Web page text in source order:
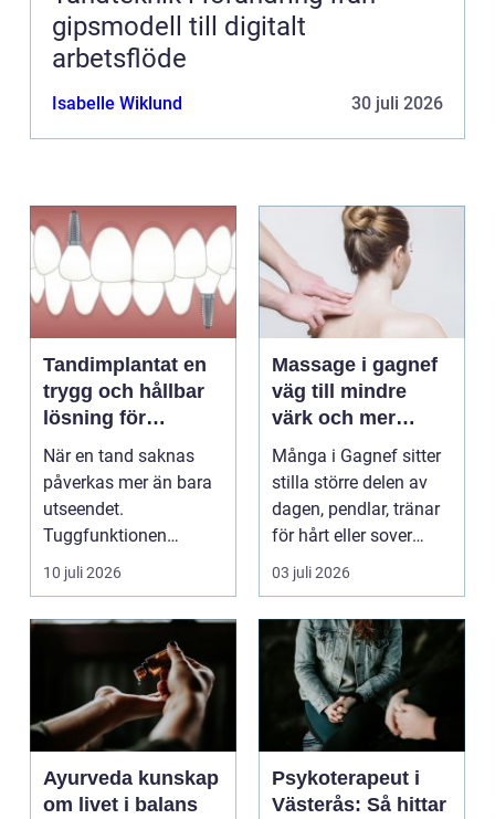
gipsmodell till digitalt
arbetsflöde
Isabelle Wiklund 30 juli 2026
Tandimplantat en
trygg och hållbar
lösning för
förlorade tänder
När en tand saknas
påverkas mer än bara
utseendet.
Tuggfunktionen
försämras, leendet
förändras och m...
10 juli 2026
Massage i gagnef
väg till mindre
värk och mer
vardagsenergi
Många i Gagnef sitter
stilla större delen av
dagen, pendlar, tränar
för hårt eller sover
dåligt. Axl...
03 juli 2026
Ayurveda kunskap
om livet i balans
Psykoterapeut i
Västerås: Så hittar